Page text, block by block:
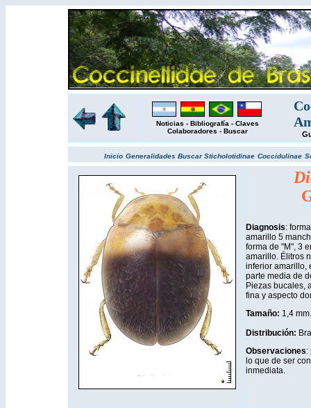
Noticias - Bibliografía - Claves
Colaboradores - Buscar
Inicio Generalidades BuscarSticholotidinae Coccidulinae
Diagnosis:
amarillo 5
forma de "M", 3
amarillo. Élitros
inferior amarillo,
parte media de
Piezas bucales,
fina y aspecto
Tamaño: 1,4 mm.
Distribución:
Observaciones:
lo que de ser
inmediata.